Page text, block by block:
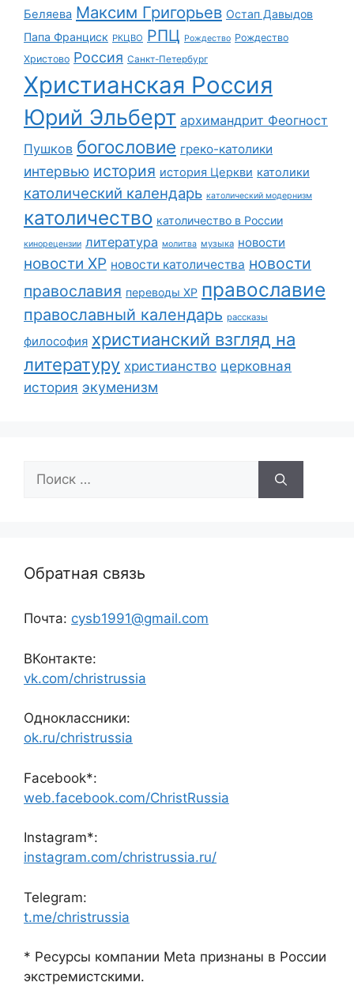
Беляева Максим Григорьев Остап Давыдов
Папа Франциск РКЦВО РПЦ Рождество Рождество
Христово Россия Санкт-Петербург
Христианская Россия
Юрий Эльберт архимандрит Феогност
Пушков богословие греко-католики
интервью история история Церкви католики
католический календарь католический модернизм
католичество католичество в России
кинорецензии литература молитва музыка новости
новости ХР новости католичества новости
православия переводы ХР православие
православный календарь рассказы
философия христианский взгляд на
литературу христианство церковная
история экуменизм
Поиск:
Обратная связь
Почта: cysb1991@gmail.com
ВКонтакте:
vk.com/christrussia
Одноклассники:
ok.ru/christrussia
Facebook*:
web.facebook.com/ChristRussia
Instagram*:
instagram.com/christrussia.ru/
Telegram:
t.me/christrussia
* Ресурсы компании Meta признаны в России
экстремистскими.